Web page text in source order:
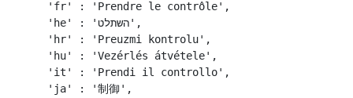
    'fr' : 'Prendre le contrôle',
    'he' : 'השתלט',
    'hr' : 'Preuzmi kontrolu',
    'hu' : 'Vezérlés átvétele',
    'it' : 'Prendi il controllo',
    'ja' : '制御',